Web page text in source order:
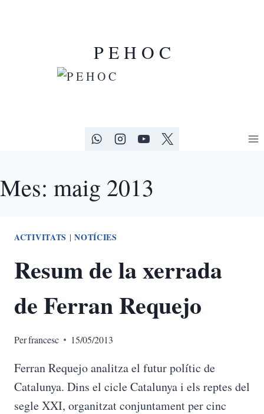
P E H O C
Mes: maig 2013
ACTIVITATS |NOTÍCIES
Resum de la xerrada
de Ferran Requejo
Perfrancesc 15/05/2013
Ferran Requejo analitza el futur polític de
Catalunya. Dins el cicle Catalunya i els reptes del
segle XXI, organitzat conjuntament per cinc